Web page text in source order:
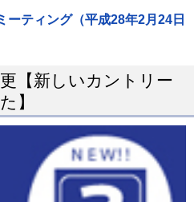
ーティング（平成28年2月24日
【新しいカントリー
】